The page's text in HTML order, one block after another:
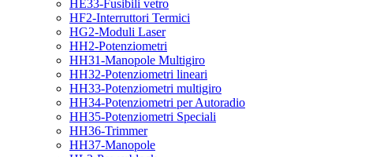
HE33-Fusibili vetro
HF2-Interruttori Termici
HG2-Moduli Laser
HH2-Potenziometri
HH31-Manopole Multigiro
HH32-Potenziometri lineari
HH33-Potenziometri multigiro
HH34-Potenziometri per Autoradio
HH35-Potenziometri Speciali
HH36-Trimmer
HH37-Manopole